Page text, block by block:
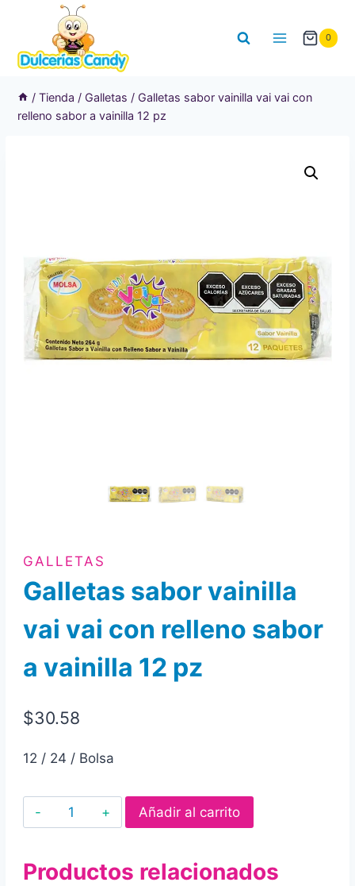
contenido
0
/ Tienda / Galletas / Galletas sabor vainilla vai vai con
relleno sabor a vainilla 12 pz
GALLETAS
Galletas sabor vainilla
vai vai con relleno sabor
a vainilla 12 pz
$30.58
12 / 24 / Bolsa
Galletas
sabor
vai
Añadir al carrito
Productos relacionados